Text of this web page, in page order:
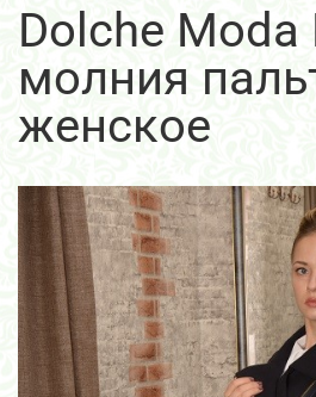
Dolche
молния
женское